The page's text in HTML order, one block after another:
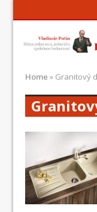
Home » Granitový